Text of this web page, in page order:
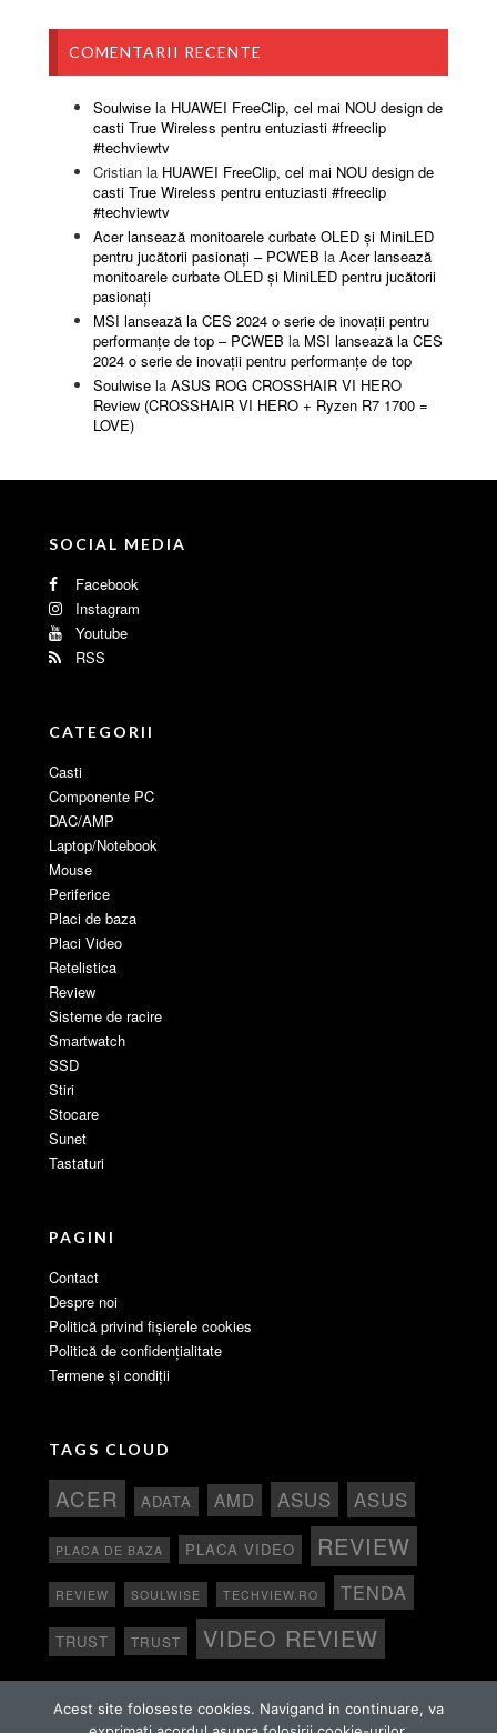
COMENTARII RECENTE
Soulwise la HUAWEI FreeClip, cel mai NOU design de
casti True Wireless pentru entuziasti #freeclip
#techviewtv
Cristian la HUAWEI FreeClip, cel mai NOU design de
casti True Wireless pentru entuziasti #freeclip
#techviewtv
Acer lansează monitoarele curbate OLED și MiniLED
pentru jucătorii pasionați – PCWEB la Acer lansează
monitoarele curbate OLED și MiniLED pentru jucătorii
pasionați
MSI lansează la CES 2024 o serie de inovații pentru
performanțe de top – PCWEB la MSI lansează la CES
2024 o serie de inovații pentru performanțe de top
Soulwise la ASUS ROG CROSSHAIR VI HERO
Review (CROSSHAIR VI HERO + Ryzen R7 1700 =
LOVE)
SOCIAL MEDIA
Facebook
Instagram
Youtube
RSS
CATEGORII
Casti
Componente PC
DAC/AMP
Laptop/Notebook
Mouse
Periferice
Placi de baza
Placi Video
Retelistica
Review
Sisteme de racire
Smartwatch
SSD
Stiri
Stocare
Sunet
Tastaturi
PAGINI
Contact
Despre noi
Politică privind fișierele cookies
Politică de confidențialitate
Termene și condiții
TAGS CLOUD
ACER ADATA AMD ASUS ASUS
PLACA DE BAZA PLACA VIDEO REVIEW
REVIEW SOULWISE TECHVIEW.RO TENDA
TRUST TRUST VIDEO REVIEW
Acest site foloseste cookies. Navigand in continuare, va